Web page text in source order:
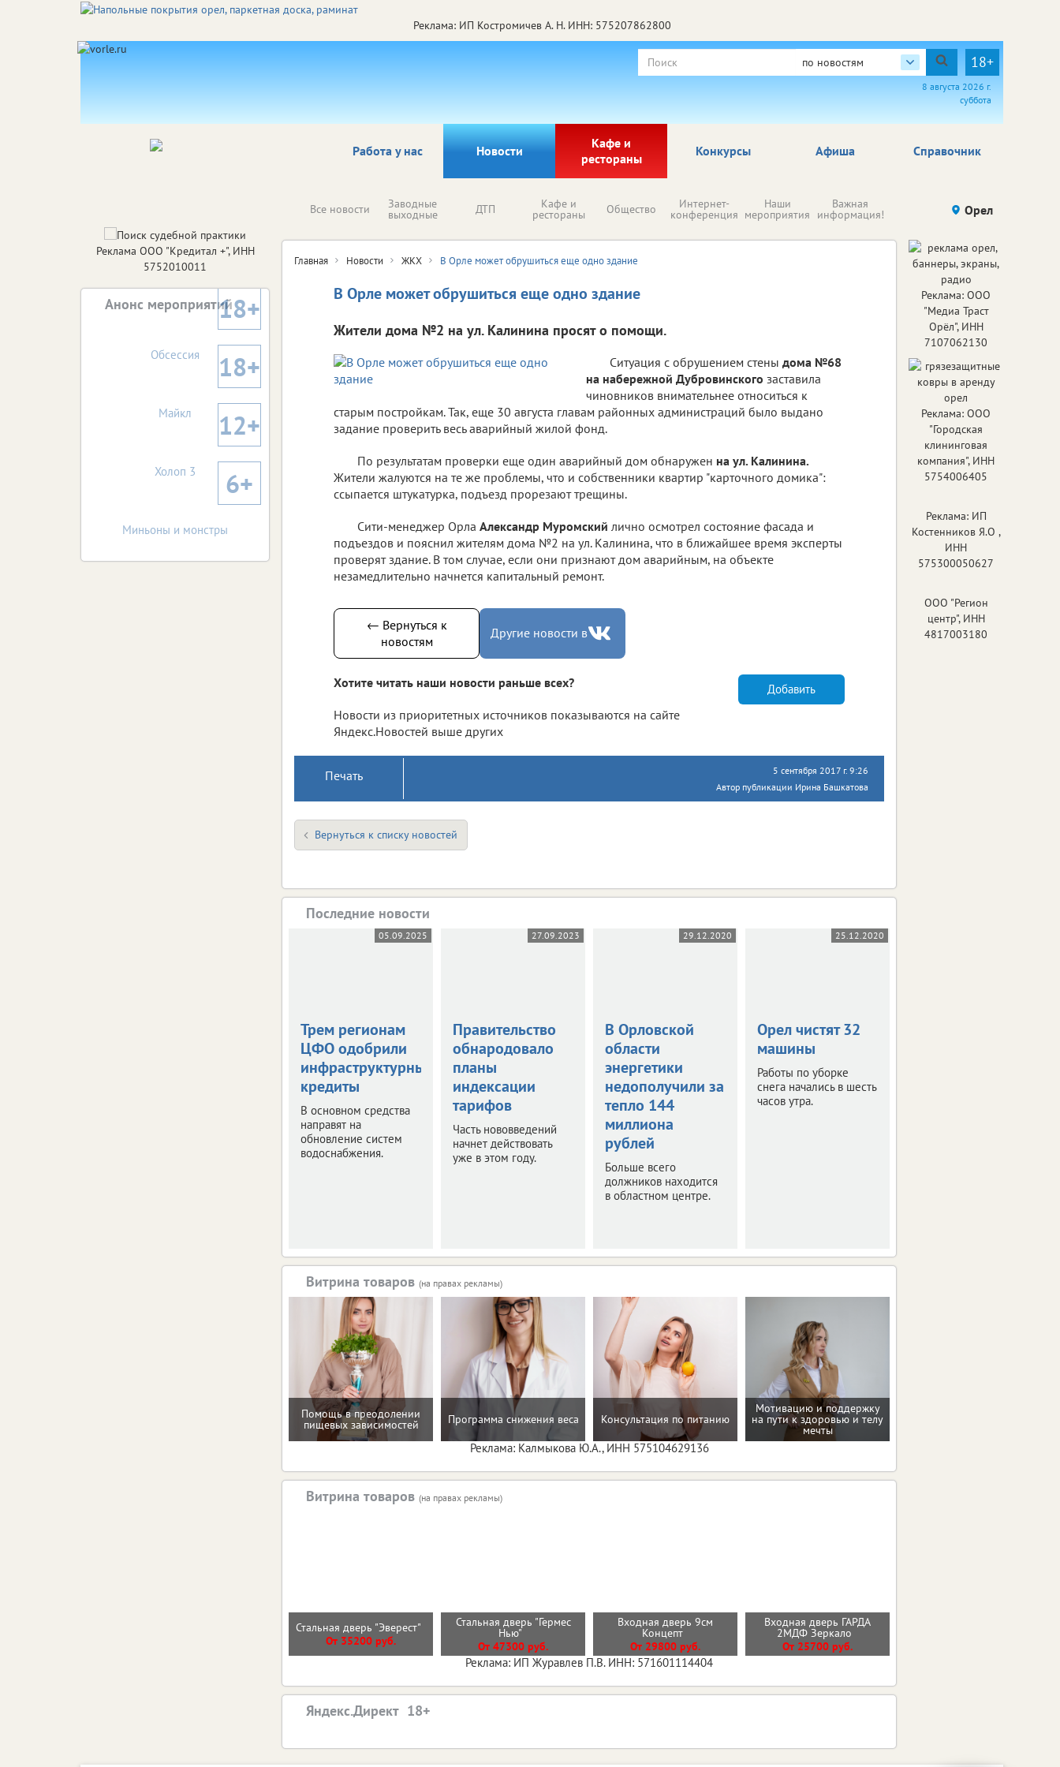
Реклама: ИП Костромичев А. Н. ИНН: 575207862800
по новостям 18+
8 августа 2026 г.
суббота
Работа у нас Новости
Кафе и
рестораны
Афиша Справочник
Конкурсы
Все новости Заводные
выходные ДТП Кафе и
рестораны Общество Интернет-
конференция
Наши
мероприятия
Важная
информация! Происшествия Здоровье
Орел
Главная Новости ЖКХ В Орле может обрушиться еще одно здание
В Орле может обрушиться еще одно здание
Жители дома №2 на ул. Калинина просят о помощи.
Ситуация с обрушением стены дома №68
на набережной Дубровинского заставила
чиновников внимательнее относиться к
старым постройкам. Так, еще 30 августа главам районных администраций было выдано
задание проверить весь аварийный жилой фонд.
По результатам проверки еще один аварийный дом обнаружен на ул. Калинина.
Жители жалуются на те же проблемы, что и собственники квартир "карточного домика":
ссыпается штукатурка, подъезд прорезают трещины.
Сити-менеджер Орла Александр Муромский лично осмотрел состояние фасада и
подъездов и пояснил жителям дома №2 на ул. Калинина, что в ближайшее время эксперты
проверят здание. В том случае, если они признают дом аварийным, на объекте
незамедлительно начнется капитальный ремонт.
← Вернуться к
новостям
Другие новости в
Хотите читать наши новости раньше всех?
Новости из приоритетных источников показываются на сайте
Яндекс.Новостей выше других
Добавить
Печать
5 сентября 2017 г. 9:26
Автор публикации Ирина Башкатова
Вернуться к списку новостей
Последние новости
05.09.2025
Трем регионам
ЦФО одобрили
инфраструктурные
кредиты
В основном средства
направят на
обновление систем
водоснабжения.
27.09.2023
Правительство
обнародовало
планы
индексации
тарифов
Часть нововведений
начнет действовать
уже в этом году.
29.12.2020
В Орловской
области
энергетики
недополучили за
тепло 144
миллиона
рублей
Больше всего
должников находится
в областном центре.
25.12.2020
Орел чистят 32
машины
Работы по уборке
снега начались в шесть
часов утра.
Витрина товаров (на правах рекламы)
Помощь в преодолении
пищевых зависимостей Программа снижения веса Консультация по питанию
Мотивацию и поддержку
на пути к здоровью и телу
мечты
Реклама: Калмыкова Ю.А., ИНН 575104629136
Витрина товаров (на правах рекламы)
Стальная дверь "Эверест"
От 35200 руб.
Стальная дверь "Гермес
Нью"
От 47300 руб.
Входная дверь 9см
Концепт
От 29800 руб.
Входная дверь ГАРДА
2МДФ Зеркало
От 25700 руб.
Реклама: ИП Журавлев П.В. ИНН: 571601114404
Яндекс.Директ
Реклама ООО "Кредитал +", ИНН
5752010011
Анонс мероприятий18+
Обсессия 18+
Майкл 12+
Холоп 3 6+
Миньоны и монстры
Реклама: ООО
"Медиа Траст
Орёл", ИНН
7107062130
Реклама: ООО
"Городская
клининговая
компания", ИНН
5754006405
Реклама: ИП
Костенников Я.О ,
ИНН
575300050627
ООО "Регион
центр", ИНН
4817003180